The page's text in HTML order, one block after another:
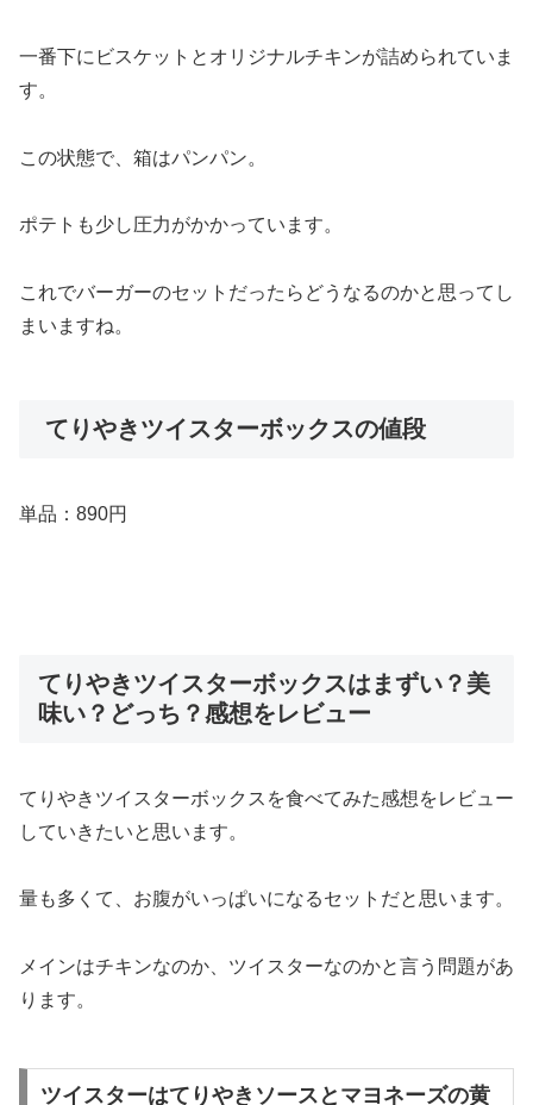
一番下にビスケットとオリジナルチキンが詰められていま
す。
この状態で、箱はパンパン。
ポテトも少し圧力がかかっています。
これでバーガーのセットだったらどうなるのかと思ってし
まいますね。
てりやきツイスターボックスの値段
単品：890円
てりやきツイスターボックスはまずい？美
味い？どっち？感想をレビュー
てりやきツイスターボックスを食べてみた感想をレビュー
していきたいと思います。
量も多くて、お腹がいっぱいになるセットだと思います。
メインはチキンなのか、ツイスターなのかと言う問題があ
ります。
ツイスターはてりやきソースとマヨネーズの黄